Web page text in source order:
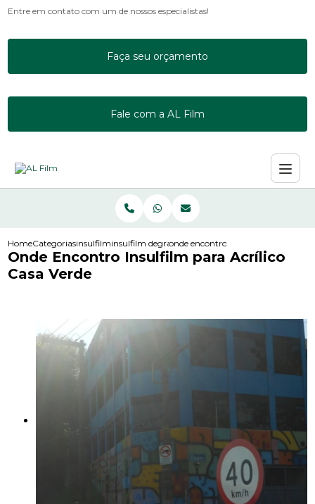
Entre em contato com um de nossos especialistas!
Faça seu orçamento
Fale com a AL Film
HomeCategoriasinsulfilminsulfilm degradeonde encontro insulfilm para
Onde Encontro Insulfilm para Acrílico
Casa Verde